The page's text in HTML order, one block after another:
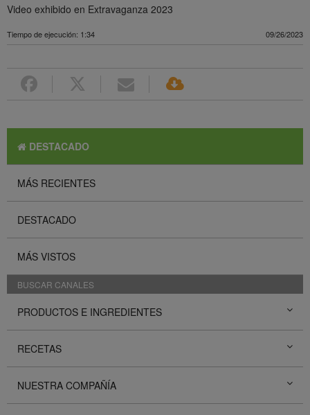
Video exhibido en Extravaganza 2023
Tiempo de ejecución: 1:34 09/26/2023
DESTACADO
MÁS RECIENTES
DESTACADO
MÁS VISTOS
BUSCAR CANALES
PRODUCTOS E INGREDIENTES
RECETAS
NUESTRA COMPAÑÍA